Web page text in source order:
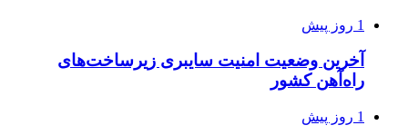
1 روز پیش
آخرین وضعیت امنیت سایبری زیرساخت‌های
راه‌آهن کشور
1 روز پیش